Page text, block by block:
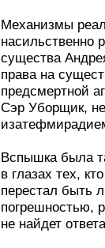
Механизмы
насильственно
существа
права на
предсмертной
Сэр Уборщик,
Вспышка была
в глазах тех,
перестал быть
погрешностью,
не найдет